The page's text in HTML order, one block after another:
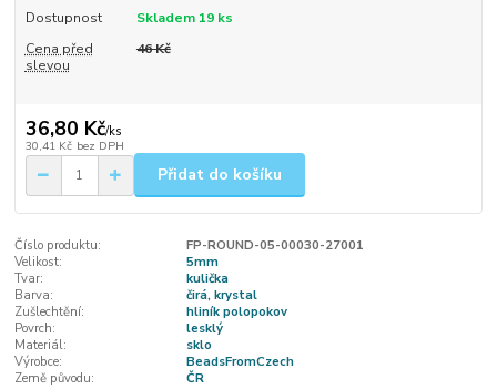
Dostupnost
Skladem 19 ks
Cena před
slevou
46 Kč
36,80 Kč/ks
30,41 Kč bez DPH
Přidat do košíku
Číslo produktu:
FP-ROUND-05-00030-27001
Velikost:
5mm
Tvar:
kulička
Barva:
čirá, krystal
Zušlechtění:
hliník polopokov
Povrch:
lesklý
Materiál:
sklo
Výrobce:
BeadsFromCzech
Země původu:
ČR